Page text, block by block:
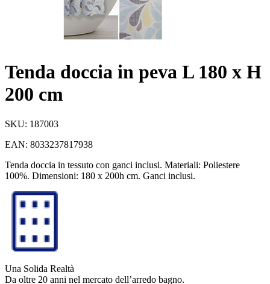
Tenda doccia in peva L 180 x H
200 cm
SKU: 187003
EAN: 8033237817938
Tenda doccia in tessuto con ganci inclusi. Materiali: Poliestere
100%. Dimensioni: 180 x 200h cm. Ganci inclusi.
Una Solida Realtà
Da oltre 20 anni nel mercato dell’arredo bagno.